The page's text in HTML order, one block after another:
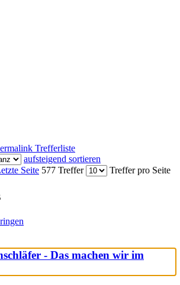
Trefferliste
aufsteigend sortieren
Seite 577 Treffer Treffer pro Seite
- Das machen wir im